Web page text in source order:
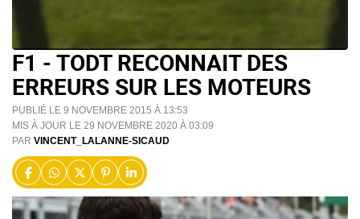
F1 - TODT RECONNAIT DES
ERREURS SUR LES MOTEURS
PUBLIÉ LE 9 NOVEMBRE 2015 À 13:53
MIS À JOUR LE 29 NOVEMBRE 2020 À 03:09
PAR VINCENT_LALANNE-SICAUD